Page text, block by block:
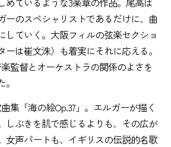
ーのスペシャリストであるだけに、曲
していく。大阪フィルの弦楽セクショ
ーは崔文洙）も着実にそれに応える。
監督とオーケストラの関係のよさを
集「海の絵Op.37」。エルガーが描く
しぶきを肌で感じるよりも、その広が
女声パートも、イギリスの伝説的名歌